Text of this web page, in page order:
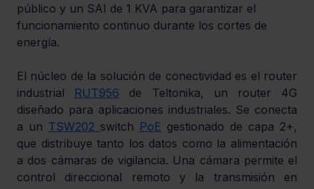
público y un SAI de 1 KVA para garantizar el
funcionamiento continuo durante los cortes de
energía.
El núcleo de la solución de conectividad es el router
industrial RUT956 de Teltonika, un router 4G
diseñado para aplicaciones industriales. Se conecta
a un TSW202 switch PoE gestionado de capa 2+,
que distribuye tanto los datos como la alimentación
a dos cámaras de vigilancia. Una cámara permite el
control direccional remoto y la transmisión en